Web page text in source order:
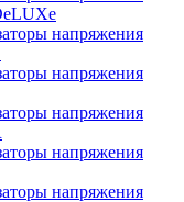
напряжения
напряжения
напряжения
напряжения
напряжения